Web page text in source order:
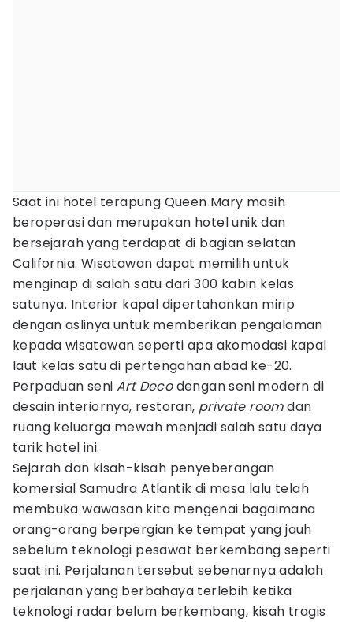
Saat ini hotel terapung Queen Mary masih
beroperasi dan merupakan hotel unik dan
bersejarah yang terdapat di bagian selatan
California. Wisatawan dapat memilih untuk
menginap di salah satu dari 300 kabin kelas
satunya. Interior kapal dipertahankan mirip
dengan aslinya untuk memberikan pengalaman
kepada wisatawan seperti apa akomodasi kapal
laut kelas satu di pertengahan abad ke-20.
Perpaduan seniArt Decodengan seni modern di
desain interiornya, restoran, private roomdan
ruang keluarga mewah menjadi salah satu daya
tarik hotel ini.
Sejarah dan kisah-kisah penyeberangan
komersial Samudra Atlantik di masa lalu telah
membuka wawasan kita mengenai bagaimana
orang-orang berpergian ke tempat yang jauh
sebelum teknologi pesawat berkembang seperti
saat ini. Perjalanan tersebut sebenarnya adalah
perjalanan yang berbahaya terlebih ketika
teknologi radar belum berkembang, kisah tragis